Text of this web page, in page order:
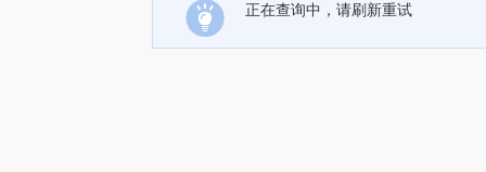
正在查询中，请刷新重试